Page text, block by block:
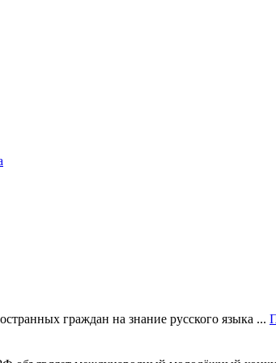
граждан на знание русского языка ...